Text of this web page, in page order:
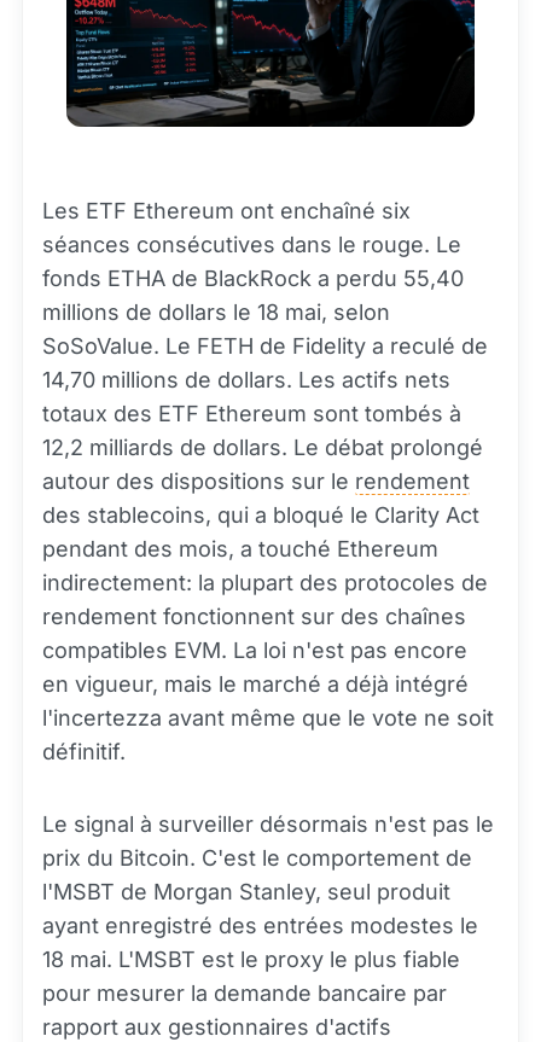
Les ETF Ethereum ont enchaîné six
séances consécutives dans le rouge. Le
fonds ETHA de BlackRock a perdu 55,40
millions de dollars le 18 mai, selon
SoSoValue. Le FETH de Fidelity a reculé de
14,70 millions de dollars. Les actifs nets
totaux des ETF Ethereum sont tombés à
12,2 milliards de dollars. Le débat prolongé
autour des dispositions sur le rendement
des stablecoins, qui a bloqué le Clarity Act
pendant des mois, a touché Ethereum
indirectement: la plupart des protocoles de
rendement fonctionnent sur des chaînes
compatibles EVM. La loi n'est pas encore
en vigueur, mais le marché a déjà intégré
l'incertezza avant même que le vote ne soit
définitif.
Le signal à surveiller désormais n'est pas le
prix du Bitcoin. C'est le comportement de
l'MSBT de Morgan Stanley, seul produit
ayant enregistré des entrées modestes le
18 mai. L'MSBT est le proxy le plus fiable
pour mesurer la demande bancaire par
rapport aux gestionnaires d'actifs